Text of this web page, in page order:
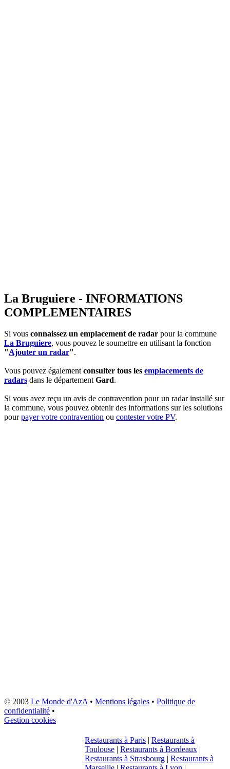
La Bruguiere - INFORMATIONS
COMPLEMENTAIRES
Si vous connaissez un emplacement de radar pour la commune
La Bruguiere, vous pouvez le soumettre en utilisant la fonction
"Ajouter un radar".
Vous pouvez égalementconsulter tous les emplacements de
radars dans le départementGard.
Si vous avez reçu un avis de contravention pour un radar installé sur
la commune, vous pouvez obtenir des informations sur les solutions
pourpayer votre contravention ou contester votre PV.
© 2003 Le Monde d'AzA• Mentions légales • Politique de
confidentialité •
Gestion cookies
Restaurants à Paris | Restaurants à
Toulouse | Restaurants à Bordeaux |
Restaurants à Strasbourg | Restaurants à